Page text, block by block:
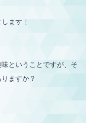
ます！
ということですが、そ
ますか？